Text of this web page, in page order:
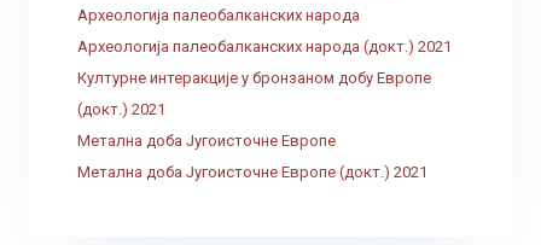
Археологија палеобалканских народа
Археологија палеобалканских народа (докт.) 2021
Културне интеракције у бронзаном добу Европе
(докт.) 2021
Метална доба Југоисточне Европе
Метална доба Југоисточне Европе (докт.) 2021